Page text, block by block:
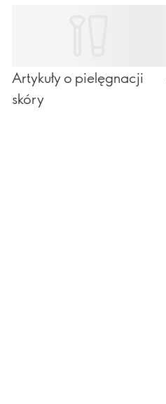
Artykuły o pielęgnacji
skóry